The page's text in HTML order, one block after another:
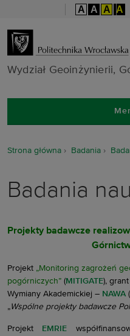
A A A A
Wydział Geoinżynierii,
Strona główna Badania
Badania
Projekty badawcze
Projekt „Monitoring zagrożeń
pogórniczych” (MITIGATE),
Wymiany Akademickiej – NAWA
„Wspólne projekty badawcze
Projekt EMRIE